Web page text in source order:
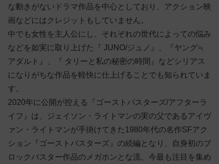
な動きがないドラマ作品を中心としており、アクション映
画などにはクレジットもしていません。
中でも女性を主人公にし、それぞれの世代によっての悩み
などを如実に取り上げた『 JUNO/ジュノ』、『ヤング≒
アダルト』、『 タリーと私の秘密の時間』などシリアス
になりがちな作品を軽快に仕上げることでも知られていま
す。
2020年に公開が控える『ゴーストバスターズ/アフターラ
イフ』は、ジェイソン・ライトマンの実の父であるアイヴ
ァン・ライトマンが手掛けてきた1980年代の名作SFアク
ション『ゴーストバスターズ』の続編となり、自身初のブ
ロックバスター作品のメガホンとな流、今最も注目を集め